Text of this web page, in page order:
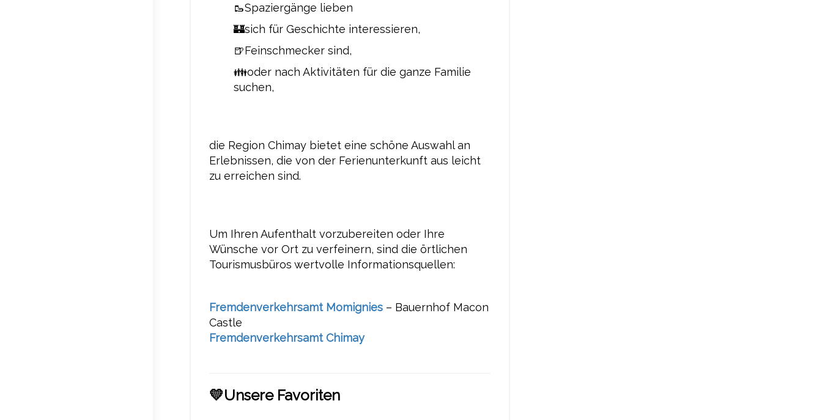
🥾Spaziergänge lieben
🏰sich für Geschichte interessieren,
🍺Feinschmecker sind,
👪oder nach Aktivitäten für die ganze Familie
suchen,
die Region Chimay bietet eine schöne Auswahl an
Erlebnissen, die von der Ferienunterkunft aus leicht
zu erreichen sind.
Um Ihren Aufenthalt vorzubereiten oder Ihre
Wünsche vor Ort zu verfeinern, sind die örtlichen
Tourismusbüros wertvolle Informationsquellen:
Fremdenverkehrsamt Momignies – Bauernhof Macon
Castle
Fremdenverkehrsamt Chimay
💛Unsere Favoriten